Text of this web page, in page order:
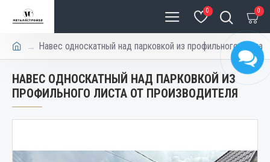
0 0
Навес односкатный над парковкой из профильного листа
НАВЕС ОДНОСКАТНЫЙ НАД ПАРКОВКОЙ ИЗ
ПРОФИЛЬНОГО ЛИСТА ОТ ПРОИЗВОДИТЕЛЯ